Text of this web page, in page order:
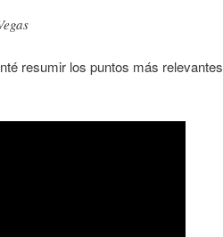
resumir los puntos más relevantes